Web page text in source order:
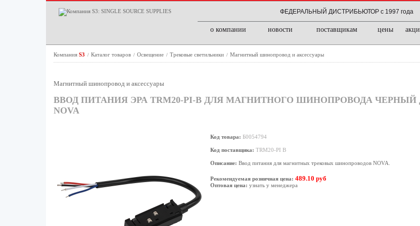
ФЕДЕРАЛЬНЫЙ ДИСТРИБЬЮТОР с 1997 года
о компании новости поставщикам цены
Компания S3 / Каталог товаров / Освещение / Трековые светильники / Магнитный шинопровод и аксессуары
Магнитный шинопровод и аксессуары
ВВОД ПИТАНИЯ ЭРА TRM20-PI-B ДЛЯ МАГНИТНОГО ШИНОПРОВОДА
NOVA
Код товара: Б0054794
Код поставщика: TRM20-PI B
Описание: Ввод питания для магнитных трековых шинопроводов NOVA.
Рекомендуемая розничная цена: 489.10 руб
Оптовая цена: узнать у менеджера